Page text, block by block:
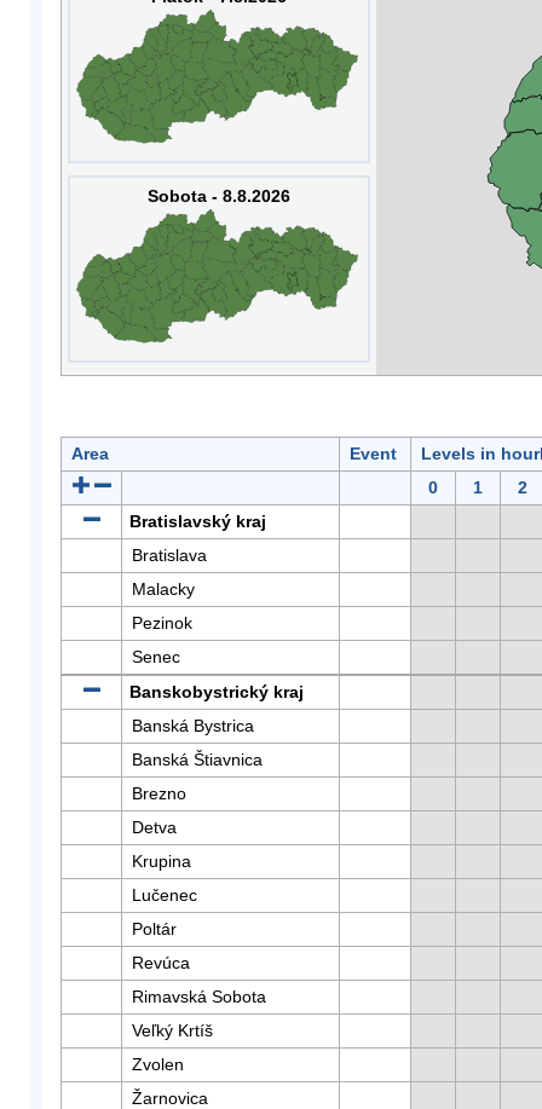
Sobota - 8.8.2026
Area Event
Levels in
0
1
2
Bratislavský kraj
Bratislava
Malacky
Pezinok
Senec
Banskobystrický kraj
Banská Bystrica
Banská Štiavnica
Brezno
Detva
Krupina
Lučenec
Poltár
Revúca
Rimavská Sobota
Veľký Krtíš
Zvolen
Žarnovica